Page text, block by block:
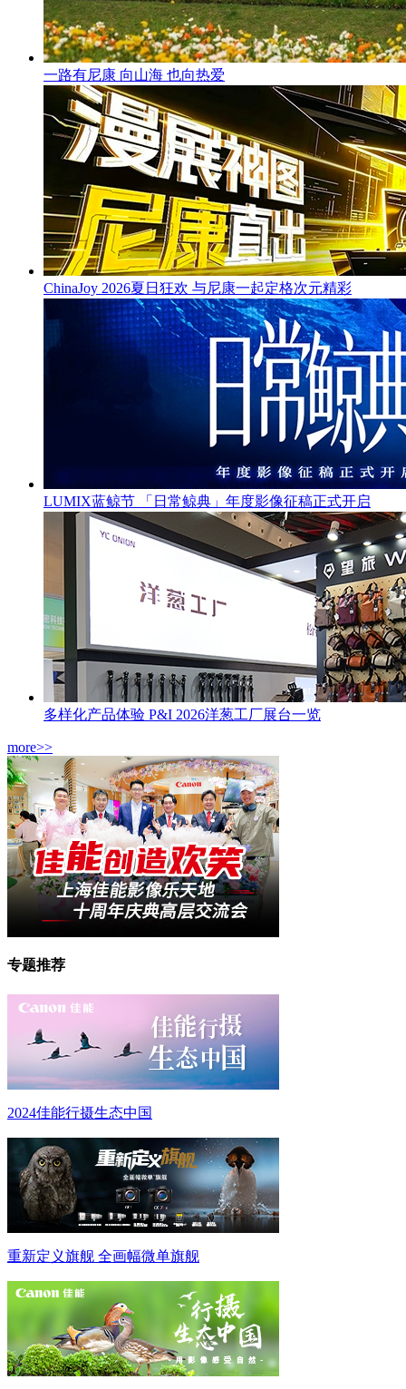
一路有尼康 向山海 也向热爱
ChinaJoy 2026夏日狂欢 与尼康一起定格次元精彩
LUMIX蓝鲸节 「日常鲸典」年度影像征稿正式开启
多样化产品体验 P&I 2026洋葱工厂展台一览
more>>
专题推荐
2024佳能行摄生态中国
重新定义旗舰 全画幅微单旗舰